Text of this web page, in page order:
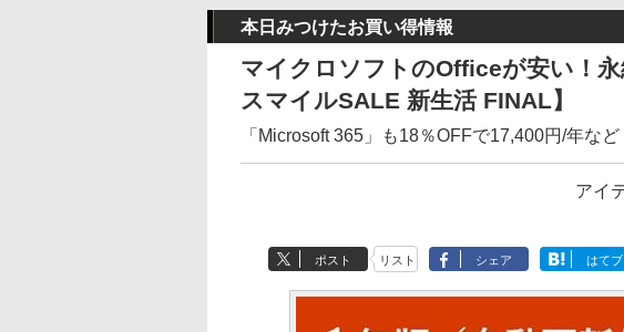
本日みつけたお買い得情報
マイクロソフトのOfficeが安い！
スマイルSALE 新生活 FINAL】
「Microsoft 365」も18％OFFで17,400円/年など
アイ
ポスト リスト シェア はてブ